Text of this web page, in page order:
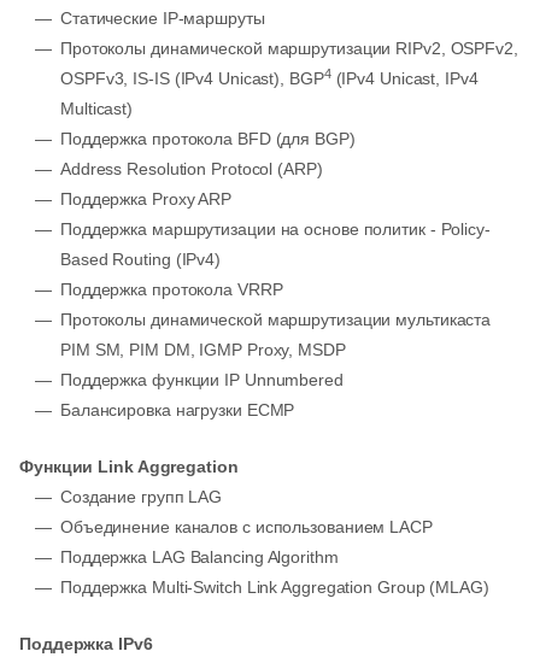
Статические IP-маршруты
Протоколы динамической маршрутизации RIPv2, OSPFv2,
OSPFv3, IS-IS (IPv4 Unicast), BGP4(IPv4 Unicast, IPv4
Multicast)
Поддержка протокола BFD (для BGP)
Address Resolution Protocol (ARP)
Поддержка Proxy ARP
Поддержка маршрутизации на основе политик - Policy-
Based Routing (IPv4)
Поддержка протокола VRRP
Протоколы динамической маршрутизации мультикаста
PIM SM, PIM DM, IGMP Proxy, MSDP
Поддержка функции IP Unnumbered
Балансировка нагрузки ECMP
Функции Link Aggregation
Создание групп LAG
Объединение каналов с использованием LACP
Поддержка LAG Balancing Algorithm
Поддержка Multi-Switch Link Aggregation Group (MLAG)
Поддержка IPv6